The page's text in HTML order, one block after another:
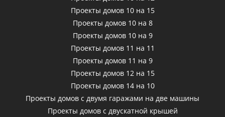
Проекты домов 10 на 15
Проекты домов 10 на 8
Проекты домов 10 на 9
Проекты домов 11 на 11
Проекты домов 11 на 9
Проекты домов 12 на 15
Проекты домов 14 на 10
Проекты домов с двумя гаражами на две машины
Проекты домов с двускатной крышей